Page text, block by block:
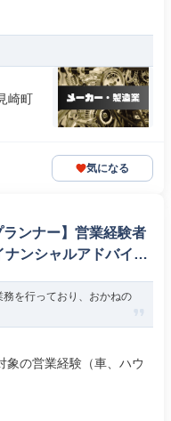
崎町
気になる
ンナー】営業経験者
ンシャルアドバイザ
を行っており、おかねの
象の営業経験（車、ハウ